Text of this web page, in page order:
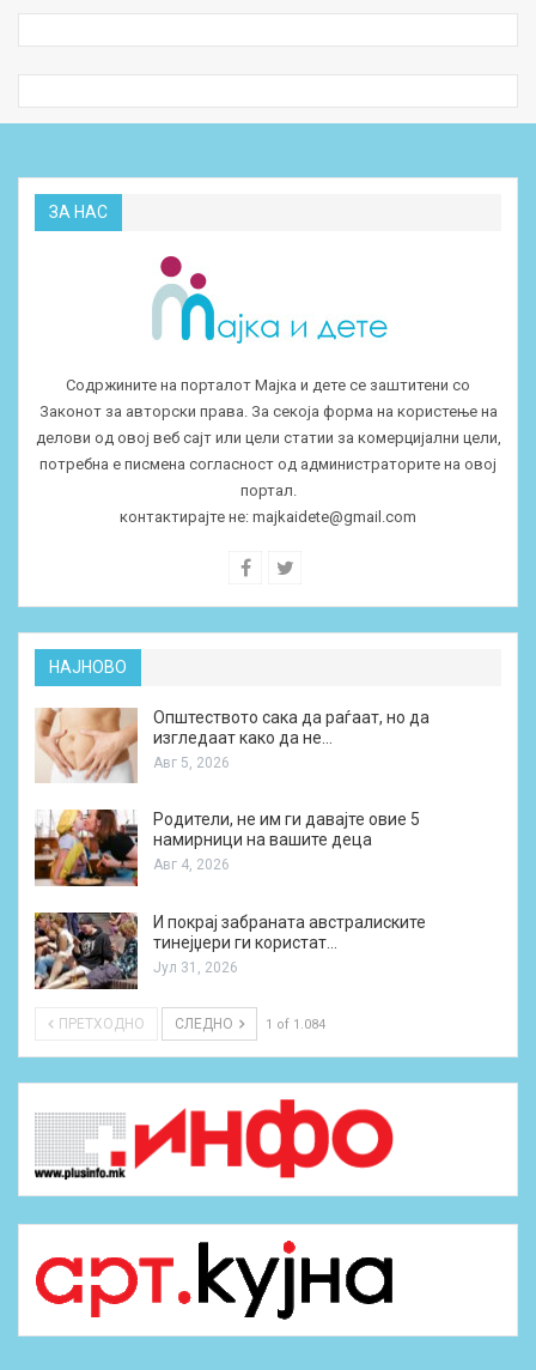
ЗА НАС
Содржините на порталот Мајка и дете се заштитени со
Законот за авторски права. За секоја форма на користење на
делови од овој веб сајт или цели статии за комерцијални цели,
потребна е писмена согласност од администраторите на овој
портал.
контактирајте не: majkaidete@gmail.com
НАЈНОВО
Општеството сака да раѓаат, но да
изгледаат како да не…
Авг 5, 2026
Родители, не им ги давајте овие 5
намирници на вашите деца
Авг 4, 2026
И покрај забраната австралиските
тинејџери ги користат…
Јул 31, 2026
ПРЕТХОДНО СЛЕДНО 1 of 1.084